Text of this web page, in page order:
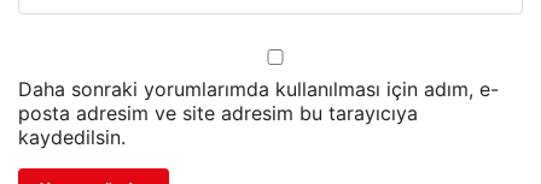
Daha sonraki yorumlarımda kullanılması için adım, e-
posta adresim ve site adresim bu tarayıcıya
kaydedilsin.